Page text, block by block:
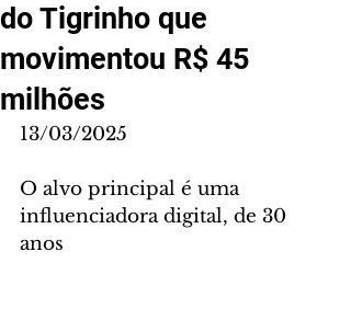
do Tigrinho que
movimentou R$ 45
milhões
13/03/2025
O alvo principal é uma
influenciadora digital, de 30
anos